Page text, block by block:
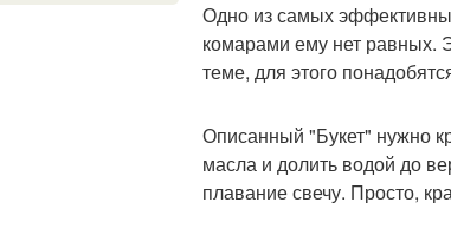
Одно из самых
комарами ему нет равных.
теме, для этого
Описанный "Букет" нужно
масла и долить водой до
плавание свечу. Просто,